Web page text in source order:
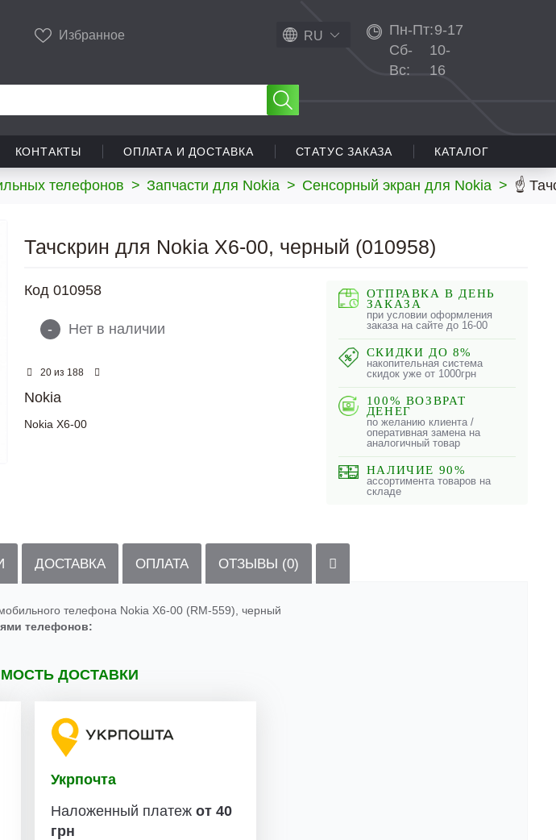
Избранное RU Пн-Пт:9-17
Сб-
Вс:
10-
16
КОНТАКТЫ ОПЛАТА И ДОСТАВКА СТАТУС ЗАКАЗА КАТАЛОГ
телефонов > Запчасти для Nokia > Сенсорный экран для Nokia > ☝
Тачскрин для Nokia X6-00, черный (010958)
Код 010958
- Нет в наличии
20из 188
Nokia
Nokia X6-00
ОТПРАВКА В ДЕНЬ
ЗАКАЗА
при условии оформления
заказа на сайте до 16-00
СКИДКИ ДО 8%
накопительная система
скидок уже от 1000грн
100% ВОЗВРАТ
ДЕНЕГ
по желанию клиента /
оперативная замена на
аналогичный товар
НАЛИЧИЕ 90%
ассортимента товаров на
складе
ДОСТАВКА ОПЛАТА ОТЗЫВЫ (0)
телефона Nokia X6-00 (RM-559), черный
телефонов:
ДОСТАВКИ
Укрпочта
Наложенный платежот 40
грн